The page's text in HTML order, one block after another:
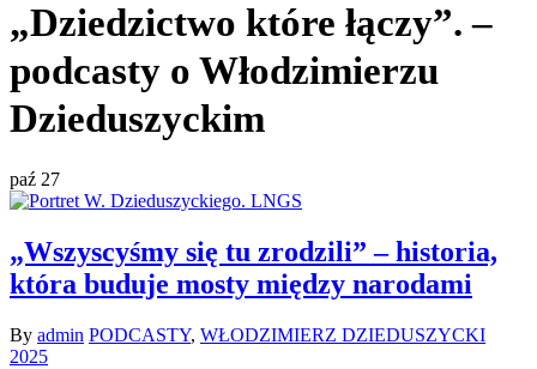
„Dziedzictwo które łączy”. –
podcasty o Włodzimierzu
Dzieduszyckim
paź 27
„Wszyscyśmy się tu zrodzili” – historia,
która buduje mosty między narodami
By admin PODCASTY, WŁODZIMIERZ DZIEDUSZYCKI
2025